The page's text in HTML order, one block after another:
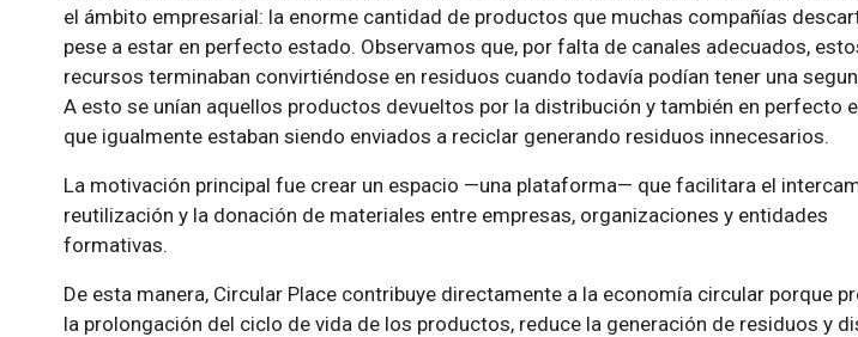
el ámbito empresarial: la enorme cantidad de productos que muchas compañías
pese a estar en perfecto estado. Observamos que, por falta de canales adecuados,
recursos terminaban convirtiéndose en residuos cuando todavía podían tener una
A esto se unían aquellos productos devueltos por la distribución y también en perfecto
que igualmente estaban siendo enviados a reciclar generando residuos innecesarios.
La motivación principal fue crear un espacio —una plataforma— que facilitara el
reutilización y la donación de materiales entre empresas, organizaciones y entidades
formativas.
De esta manera, Circular Place contribuye directamente a la economía circular porque
la prolongación del ciclo de vida de los productos, reduce la generación de residuos y